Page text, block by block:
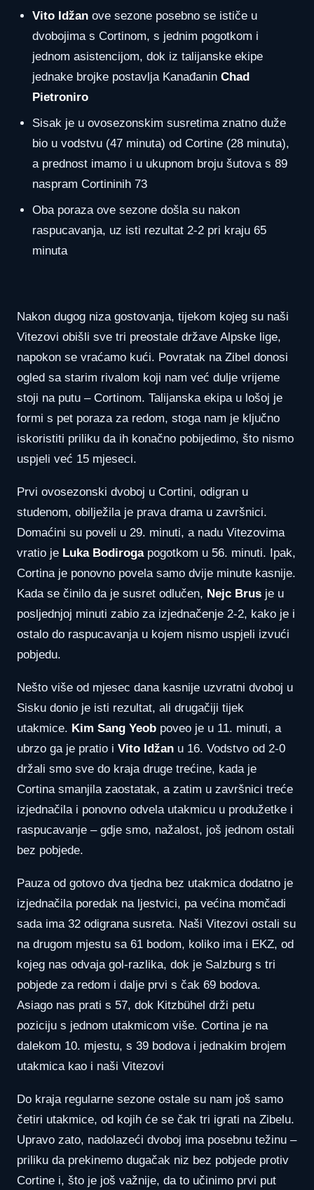
Vito Idžan ove sezone posebno se ističe u
dvobojima s Cortinom, s jednim pogotkom i
jednom asistencijom, dok iz talijanske ekipe
jednake brojke postavlja Kanađanin Chad
Pietroniro
Sisak je u ovosezonskim susretima znatno duže
bio u vodstvu (47 minuta) od Cortine (28 minuta),
a prednost imamo i u ukupnom broju šutova s 89
naspram Cortininih 73
Oba poraza ove sezone došla su nakon
raspucavanja, uz isti rezultat 2-2 pri kraju 65
minuta
Nakon dugog niza gostovanja, tijekom kojeg su naši
Vitezovi obišli sve tri preostale države Alpske lige,
napokon se vraćamo kući. Povratak na Zibel donosi
ogled sa starim rivalom koji nam već dulje vrijeme
stoji na putu – Cortinom. Talijanska ekipa u lošoj je
formi s pet poraza za redom, stoga nam je ključno
iskoristiti priliku da ih konačno pobijedimo, što nismo
uspjeli već 15 mjeseci.
Prvi ovosezonski dvoboj u Cortini, odigran u
studenom, obilježila je prava drama u završnici.
Domaćini su poveli u 29. minuti, a nadu Vitezovima
vratio je Luka Bodirogapogotkom u 56. minuti. Ipak,
Cortina je ponovno povela samo dvije minute kasnije.
Kada se činilo da je susret odlučen, Nejc Brus je u
posljednjoj minuti zabio za izjednačenje 2-2, kako je i
ostalo do raspucavanja u kojem nismo uspjeli izvući
pobjedu.
Nešto više od mjesec dana kasnije uzvratni dvoboj u
Sisku donio je isti rezultat, ali drugačiji tijek
utakmice. Kim Sang Yeob poveo je u 11. minuti, a
ubrzo ga je pratio i Vito Idžan u 16. Vodstvo od 2-0
držali smo sve do kraja druge trećine, kada je
Cortina smanjila zaostatak, a zatim u završnici treće
izjednačila i ponovno odvela utakmicu u produžetke i
raspucavanje – gdje smo, nažalost, još jednom ostali
bez pobjede.
Pauza od gotovo dva tjedna bez utakmica dodatno je
izjednačila poredak na ljestvici, pa većina momčadi
sada ima 32 odigrana susreta. Naši Vitezovi ostali su
na drugom mjestu sa 61 bodom, koliko ima i EKZ, od
kojeg nas odvaja gol-razlika, dok je Salzburg s tri
pobjede za redom i dalje prvi s čak 69 bodova.
Asiago nas prati s 57, dok Kitzbühel drži petu
poziciju s jednom utakmicom više. Cortina je na
dalekom 10. mjestu, s 39 bodova i jednakim brojem
utakmica kao i naši Vitezovi
Do kraja regularne sezone ostale su nam još samo
četiri utakmice, od kojih će se čak tri igrati na Zibelu.
Upravo zato, nadolazeći dvoboj ima posebnu težinu –
priliku da prekinemo dugačak niz bez pobjede protiv
Cortine i, što je još važnije, da to učinimo prvi put